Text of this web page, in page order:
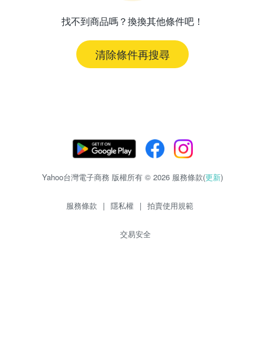
找不到商品嗎？換換其他條件吧！
清除條件再搜尋
Yahoo台灣電子商務 版權所有 © 2026 服務條款(更新)
服務條款 | 隱私權 | 拍賣使用規範
交易安全